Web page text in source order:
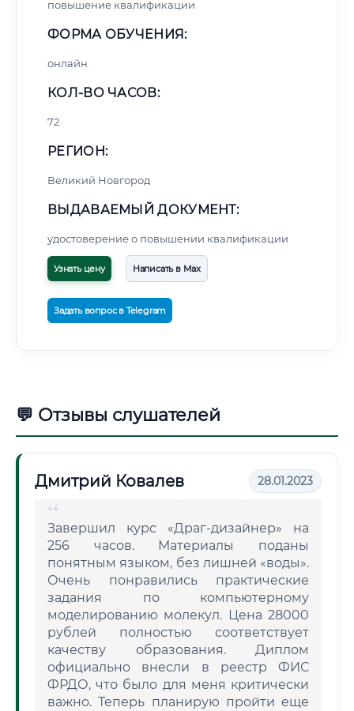
повышение квалификации
ФОРМА ОБУЧЕНИЯ:
онлайн
КОЛ-ВО ЧАСОВ:
72
РЕГИОН:
Великий Новгород
ВЫДАВАЕМЫЙ ДОКУМЕНТ:
удостоверение о повышении квалификации
Узнать цену Написать в Max
Задать вопрос в Telegram
💬 Отзывы слушателей
Дмитрий Ковалев 28.01.2023
Завершил курс «Драг-дизайнер» на
256 часов. Материалы поданы
понятным языком, без лишней «воды».
Очень понравились практические
задания по компьютерному
моделированию молекул. Цена 28000
рублей полностью соответствует
качеству образования. Диплом
официально внесли в реестр ФИС
ФРДО, что было для меня критически
важно. Теперь планирую пройти еще